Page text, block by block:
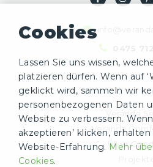
Veranda
Veranda
Über
Cookies
Lassen Sie uns wissen,
platzieren dürfen. Wenn auf
geklickt wird, sammeln wir
personenbezogenen Daten
Website zu verbessern.
akzeptieren’ klicken,
Website-Erfahrung. Mehr
Cookies.